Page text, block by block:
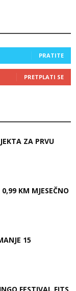
PRATITE
PRETPLATI SE
ZA PRVU
KM MJESEČNO
15